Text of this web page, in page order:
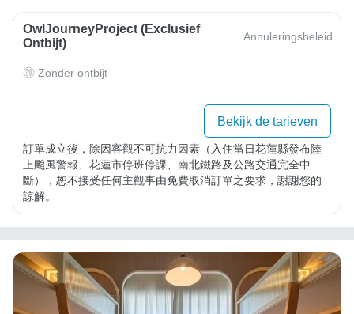
OwlJourneyProject (exclusief
Ontbijt)
Annuleringsbeleid
Zonder ontbijt
Bekijk de tarieven
訂單成立後，除因客觀不可抗力因素（入住當日花蓮縣發布陸
上颱風警報、花蓮市停班停課、南北鐵路及公路交通完全中
斷），恕不接受任何主觀事由免費取消訂單之要求，謝謝您的
諒解。